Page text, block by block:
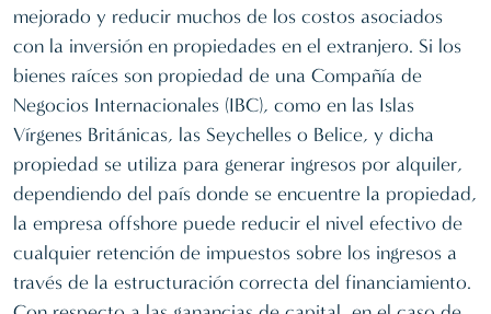
mejorado y reducir muchos de los costos asociados
con la inversión en propiedades en el extranjero. Si los
bienes raíces son propiedad de una Compañía de
Negocios Internacionales (IBC), como en las Islas
Vírgenes Británicas, las Seychelles o Belice, y dicha
propiedad se utiliza para generar ingresos por alquiler,
dependiendo del país donde se encuentre la propiedad,
la empresa offshore puede reducir el nivel efectivo de
cualquier retención de impuestos sobre los ingresos a
través de la estructuración correcta del financiamiento.